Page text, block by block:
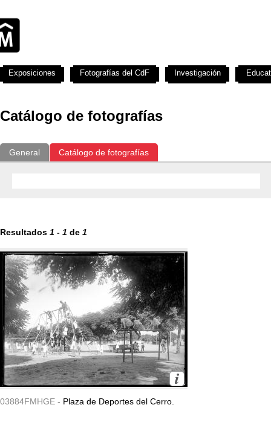
Catálogo de fotografías
General Catálogo de fotografías
Resultados 1 - 1 de 1
03884FMHGE - Plaza de Deportes del Cerro.
Exposiciones Fotografías del CdF Investigación